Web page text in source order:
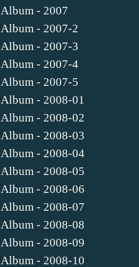
Album - 2007
Album - 2007-2
Album - 2007-3
Album - 2007-4
Album - 2007-5
Album - 2008-01
Album - 2008-02
Album - 2008-03
Album - 2008-04
Album - 2008-05
Album - 2008-06
Album - 2008-07
Album - 2008-08
Album - 2008-09
Album - 2008-10